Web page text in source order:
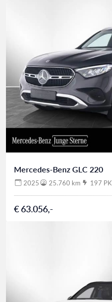
Mercedes-Benz GLC 220
2025 25.760 km 197 PK
€ 63.056,-